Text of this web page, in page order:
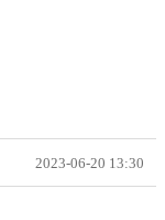
2023-06-20 13:30